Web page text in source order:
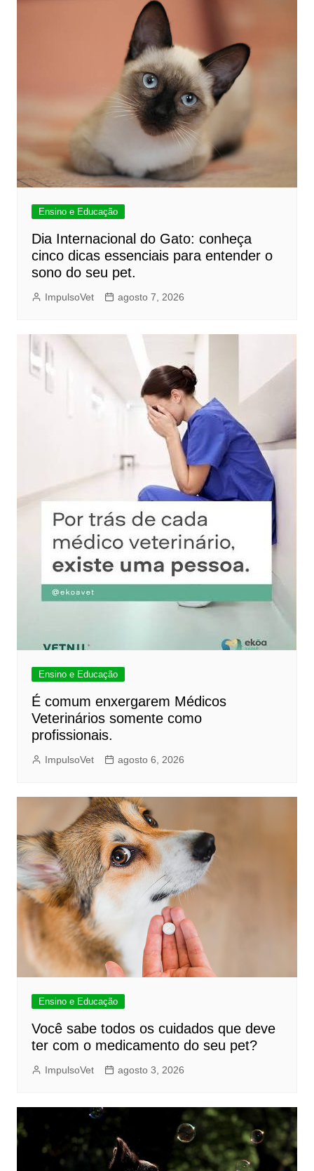
Ensino e Educação
Dia Internacional do Gato: conheça
cinco dicas essenciais para entender o
sono do seu pet.
ImpulsoVet agosto 7, 2026
Ensino e Educação
É comum enxergarem Médicos
Veterinários somente como
profissionais.
ImpulsoVet agosto 6, 2026
Ensino e Educação
Você sabe todos os cuidados que deve
ter com o medicamento do seu pet?
ImpulsoVet agosto 3, 2026